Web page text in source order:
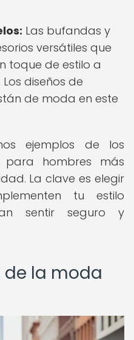
Las bufandas y
versátiles que
toque de estilo a
diseños de
de moda en este
ejemplos de los
hombres más
La clave es elegir
tu estilo
sentir seguro y
la moda